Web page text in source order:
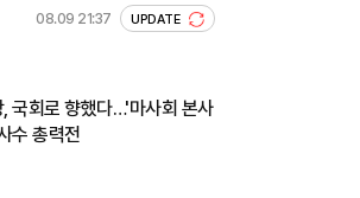
08.09 21:37 UPDATE
국회로 향했다…'마사회 본사
수 총력전